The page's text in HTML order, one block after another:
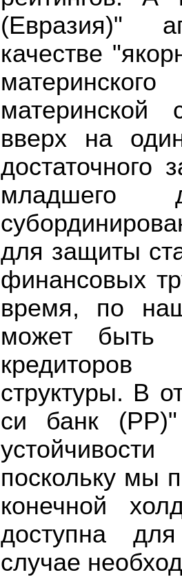
(Евразия)"
качестве
материнской
вверх на
достаточного
младшего
для защиты
финансовых
время, по
может быть
кредиторов
структуры. В
си банк (РР)"
поскольку мы
конечной
доступна
случае